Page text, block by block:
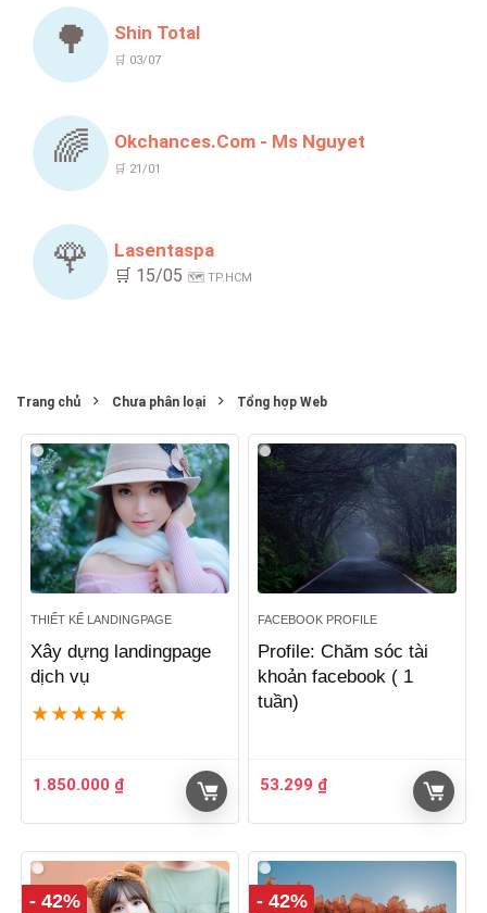
🌳 Shin Total
🛒 03/07
🌈 Okchances.com - Ms Nguyet
🛒 21/01
🌹 Lasentaspa
🛒 15/05 🗺️ TP.HCM
Trang chủ Chưa phân loại Tổng hợp Web
THIẾT KẾ LANDINGPAGE
Xây dựng landingpage
dịch vụ
★ ★ ★ ★ ★
1.850.000 ₫
FACEBOOK PROFILE
Profile: Chăm sóc tài
khoản facebook ( 1
tuần)
53.299 ₫
- 42% - 42%